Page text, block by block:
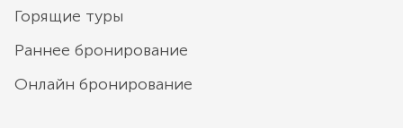
Горящие туры
Раннее бронирование
Онлайн бронирование